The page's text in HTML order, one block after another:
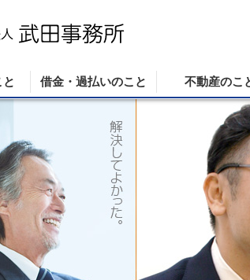
借金・過払いのこと 不動産のこ